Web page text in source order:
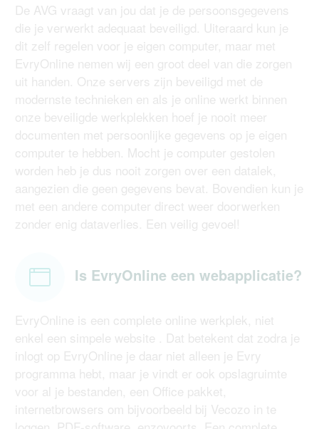
De AVG vraagt van jou dat je de persoonsgegevens
die je verwerkt adequaat beveiligd. Uiteraard kun je
dit zelf regelen voor je eigen computer, maar met
EvryOnline nemen wij een groot deel van die zorgen
uit handen. Onze servers zijn beveiligd met de
modernste technieken en als je online werkt binnen
onze beveiligde werkplekken hoef je nooit meer
documenten met persoonlijke gegevens op je eigen
computer te hebben. Mocht je computer gestolen
worden heb je dus nooit zorgen over een datalek,
aangezien die geen gegevens bevat. Bovendien kun je
met een andere computer direct weer doorwerken
zonder enig dataverlies. Een veilig gevoel!
Is EvryOnline een webapplicatie?
EvryOnline is een complete online werkplek, niet
enkel een simpele website . Dat betekent dat zodra je
inlogt op EvryOnline je daar niet alleen je Evry
programma hebt, maar je vindt er ook opslagruimte
voor al je bestanden, een Office pakket,
internetbrowsers om bijvoorbeeld bij Vecozo in te